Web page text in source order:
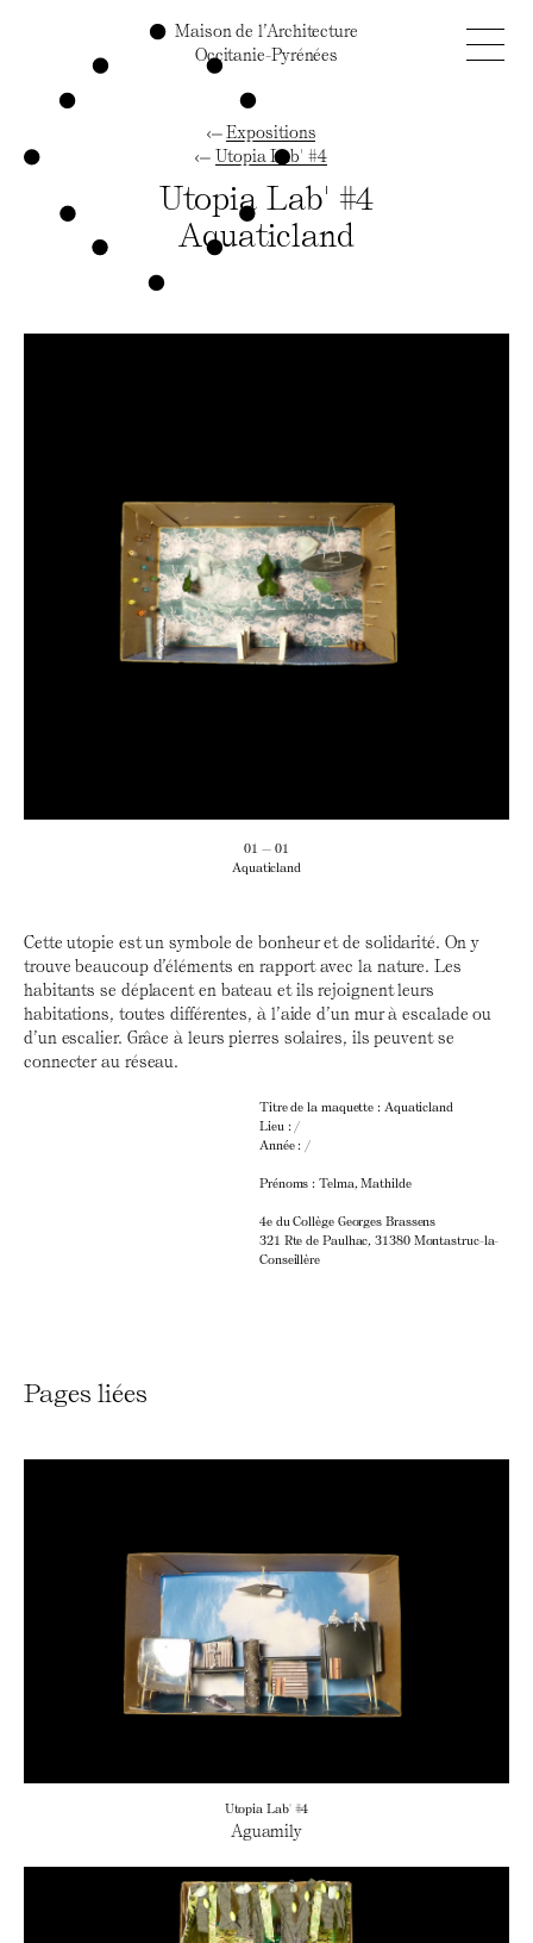
Maison de l’Architecture
Occitanie-Pyrénées
Expositions
Utopia Lab' #4
Utopia Lab' #4
Aquaticland
01 — 01
Aquaticland
Cette utopie est un symbole de bonheur et de solidarité. On y
trouve beaucoup d’éléments en rapport avec la nature. Les
habitants se déplacent en bateau et ils rejoignent leurs
habitations, toutes différentes, à l’aide d’un mur à escalade ou
d’un escalier. Grâce à leurs pierres solaires, ils peuvent se
connecter au réseau.
Titre de la maquette : Aquaticland
Lieu : /
Année : /
Prénoms : Telma, Mathilde
4e du Collège Georges Brassens
321 Rte de Paulhac, 31380 Montastruc-la-
Conseillère
Pages liées
Utopia Lab' #4
Aguamily